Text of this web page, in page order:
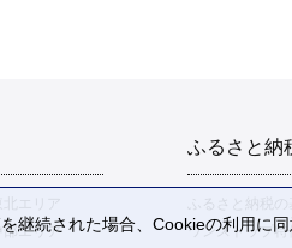
部エリア
ふるさと納
ふるさと納税の
ワンストップ特
続された場合、Cookieの利用に同